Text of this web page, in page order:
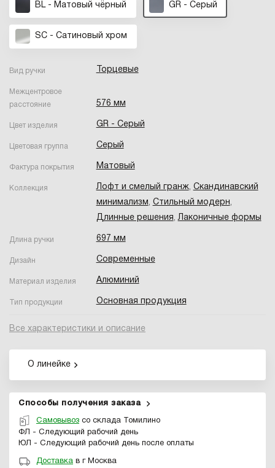
BL - Матовый чёрный GR - Серый
SC - Сатиновый хром
Вид ручки Торцевые
Межцентровое
расстояние
576 мм
Цвет изделия GR - Серый
Цветовая группа Серый
Фактура покрытия Матовый
Коллекция Лофт и смелый гранж, Скандинавский
минимализм, Стильный модерн,
Длинные решения,Лаконичные формы
Длина ручки 697 мм
Дизайн Современные
Материал изделия Алюминий
Тип продукции Основная продукция
Все характеристики и описание
О линейке
Способы получения заказа
Самовывоз со склада Томилино
ФЛ - Следующий рабочий день
ЮЛ - Следующий рабочий день после оплаты
Доставка в г Москва